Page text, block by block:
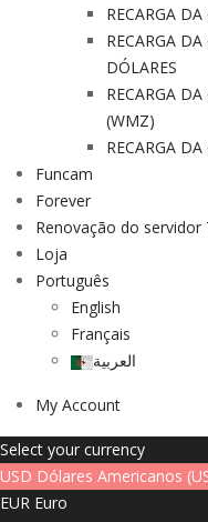
RECARGA
RECARGA
DÓLARES
RECARGA
(WMZ)
RECARGA
Funcam
Forever
Renovação do servidor
Loja
Português
English
Français
العربية
My Account
Select your currency
USD Dólares Americanos
EUR Euro